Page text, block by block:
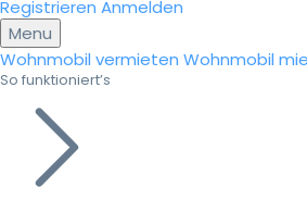
Registrieren Anmelden
Menu
Wohnmobil vermieten Wohnmobil
So funktioniert’s